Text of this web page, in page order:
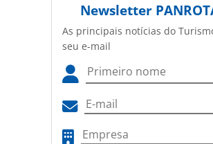
Newsletter
As principais notícias do
seu e-mail